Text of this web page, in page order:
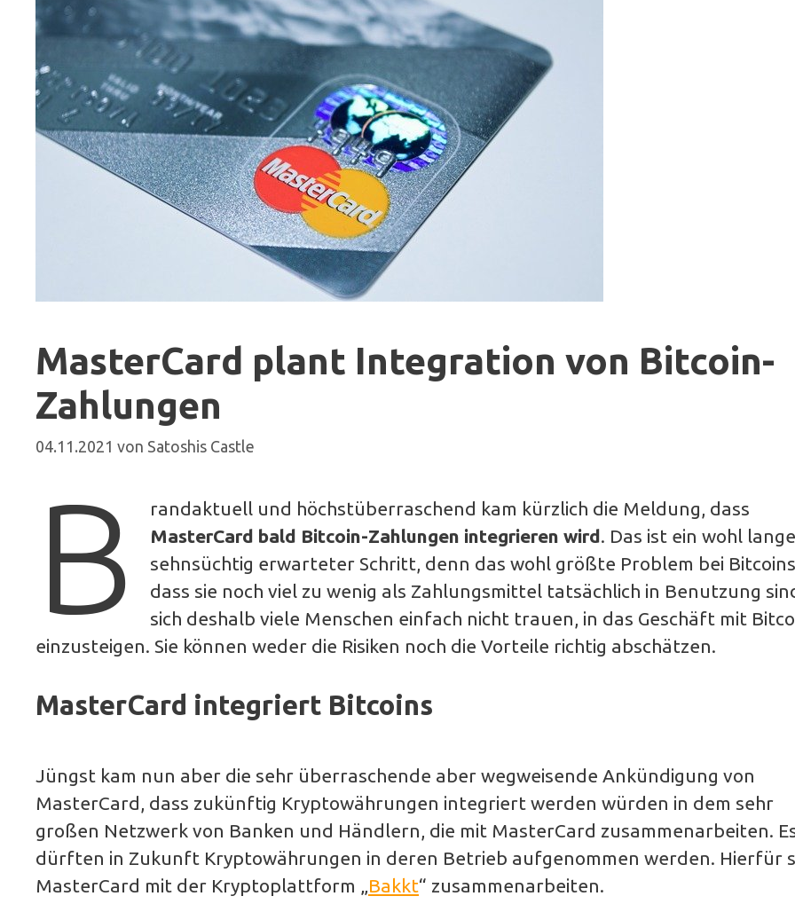
MasterCard plant Integration von Bitcoin-
Zahlungen
04.11.2021 von Satoshis Castle
B
randaktuell und höchstüberraschend kam kürzlich die Meldung, dass
MasterCard bald Bitcoin-Zahlungen integrieren wird. Das ist ein wohl
sehnsüchtig erwarteter Schritt, denn das wohl größte Problem bei
dass sie noch viel zu wenig als Zahlungsmittel tatsächlich in Benutzung
sich deshalb viele Menschen einfach nicht trauen, in das Geschäft mit
einzusteigen. Sie können weder die Risiken noch die Vorteile richtig abschätzen.
MasterCard integriert Bitcoins
Jüngst kam nun aber die sehr überraschende aber wegweisende Ankündigung von
MasterCard, dass zukünftig Kryptowährungen integriert werden würden in dem sehr
großen Netzwerk von Banken und Händlern, die mit MasterCard zusammenarbeiten.
dürften in Zukunft Kryptowährungen in deren Betrieb aufgenommen werden. Hierfür
MasterCard mit der Kryptoplattform „Bakkt“ zusammenarbeiten.